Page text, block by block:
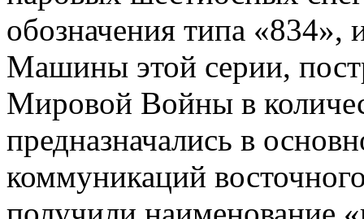
обозначения типа
Машины этой серии,
Мировой Войны в
предназначались в
коммуникаций